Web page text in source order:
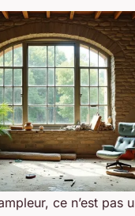
ce n’est pas